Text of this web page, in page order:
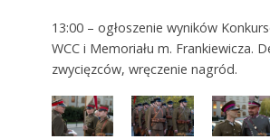
13:00 – ogłoszenie wyników
WCC i Memoriału m. Frankiewicza.
zwycięzców, wręczenie nagród.